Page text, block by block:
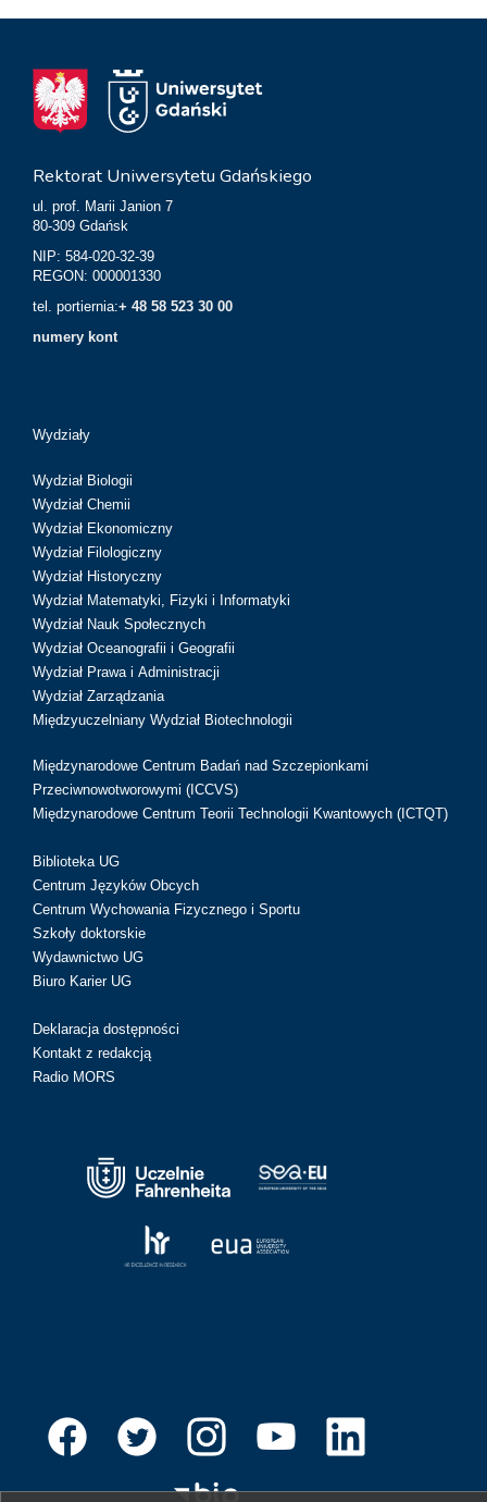
Rektorat Uniwersytetu Gdańskiego
ul. prof. Marii Janion 7
80-309 Gdańsk
NIP: 584-020-32-39
REGON: 000001330
tel. portiernia:+ 48 58 523 30 00
numery kont
Wydziały
Wydział Biologii
Wydział Chemii
Wydział Ekonomiczny
Wydział Filologiczny
Wydział Historyczny
Wydział Matematyki, Fizyki i Informatyki
Wydział Nauk Społecznych
Wydział Oceanografii i Geografii
Wydział Prawa i Administracji
Wydział Zarządzania
Międzyuczelniany Wydział Biotechnologii
Międzynarodowe Centrum Badań nad Szczepionkami
Przeciwnowotworowymi (ICCVS)
Międzynarodowe Centrum Teorii Technologii Kwantowych (ICTQT)
Biblioteka UG
Centrum Języków Obcych
Centrum Wychowania Fizycznego i Sportu
Szkoły doktorskie
Wydawnictwo UG
Biuro Karier UG
Deklaracja dostępności
Kontakt z redakcją
Radio MORS